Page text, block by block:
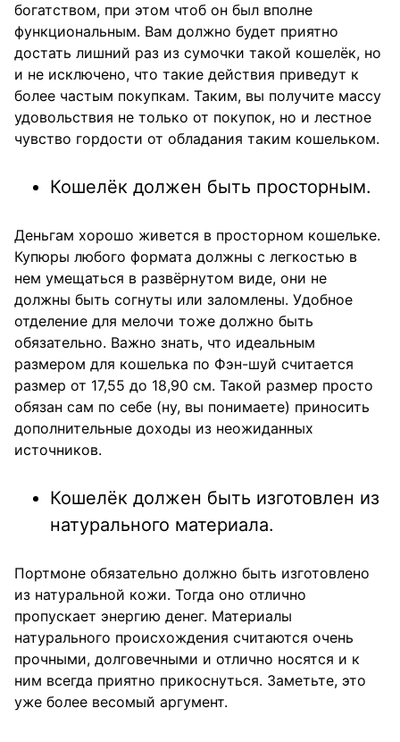
богатством, при этом чтоб он был вполне
функциональным. Вам должно будет приятно
достать лишний раз из сумочки такой кошелёк, но
и не исключено, что такие действия приведут к
более частым покупкам. Таким, вы получите массу
удовольствия не только от покупок, но и лестное
чувство гордости от обладания таким кошельком.
Кошелёк должен быть просторным.
Деньгам хорошо живется в просторном кошельке.
Купюры любого формата должны с легкостью в
нем умещаться в развёрнутом виде, они не
должны быть согнуты или заломлены. Удобное
отделение для мелочи тоже должно быть
обязательно. Важно знать, что идеальным
размером для кошелька по Фэн-шуй считается
размер от 17,55 до 18,90 см. Такой размер просто
обязан сам по себе (ну, вы понимаете) приносить
дополнительные доходы из неожиданных
источников.
Кошелёк должен быть изготовлен из
натурального материала.
Портмоне обязательно должно быть изготовлено
из натуральной кожи. Тогда оно отлично
пропускает энергию денег. Материалы
натурального происхождения считаются очень
прочными, долговечными и отлично носятся и к
ним всегда приятно прикоснуться. Заметьте, это
уже более весомый аргумент.